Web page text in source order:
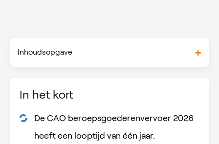
In het kort
De CAO beroepsgoederenvervoer 2026
heeft een looptijd van één jaar.
Inhoudsopgave